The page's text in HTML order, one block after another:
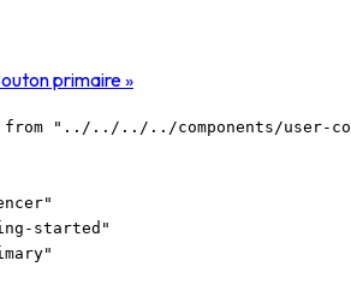
primaire »
from " ../../../../components/user-
"
started "
"